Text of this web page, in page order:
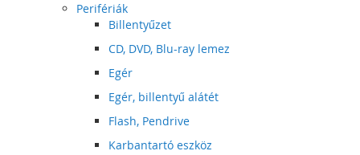
Perifériák
Billentyűzet
CD, DVD, Blu-ray lemez
Egér
Egér, billentyű alátét
Flash, Pendrive
Karbantartó eszköz